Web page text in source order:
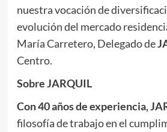
nuestra vocación de
evolución del mercado
María Carretero, Delegado de
Centro.
SobreJARQUIL
Con 40 años de experiencia,
filosofía de trabajo en el